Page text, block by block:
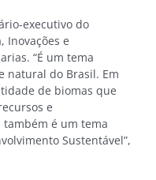
executivo do
Inovações e
“É um tema
natural do Brasil. Em
de biomas que
e
é um tema
Sustentável”,